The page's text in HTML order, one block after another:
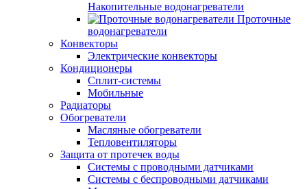
Накопительные водонагреватели
Проточные
водонагреватели
Конвекторы
Электрические конвекторы
Кондиционеры
Сплит-системы
Мобильные
Радиаторы
Обогреватели
Масляные обогреватели
Тепловентиляторы
Защита от протечек воды
Системы с проводными датчиками
Системы с беспроводными датчиками